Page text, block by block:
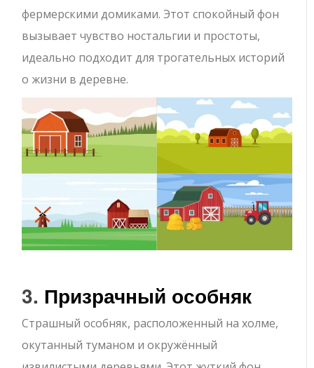
фермерскими домиками. Этот спокойный фон
вызывает чувство ностальгии и простоты,
идеально подходит для трогательных историй
о жизни в деревне.
3. Призрачный особняк
Страшный особняк, расположенный на холме,
окутанный туманом и окружённый